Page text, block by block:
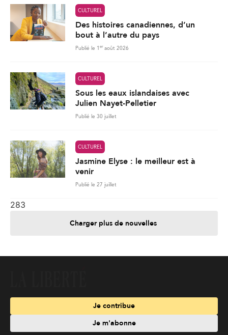
CULTUREL
Des histoires canadiennes, d’un
bout à l’autre du pays
Publié le 1 er août 2026
CULTUREL
Sous les eaux islandaises avec
Julien Nayet-Pelletier
Publié le 30 juillet
CULTUREL
Jasmine Elyse : le meilleur est à
venir
Publié le 27 juillet
283
Charger plus de nouvelles
Je contribue
Je m'abonne